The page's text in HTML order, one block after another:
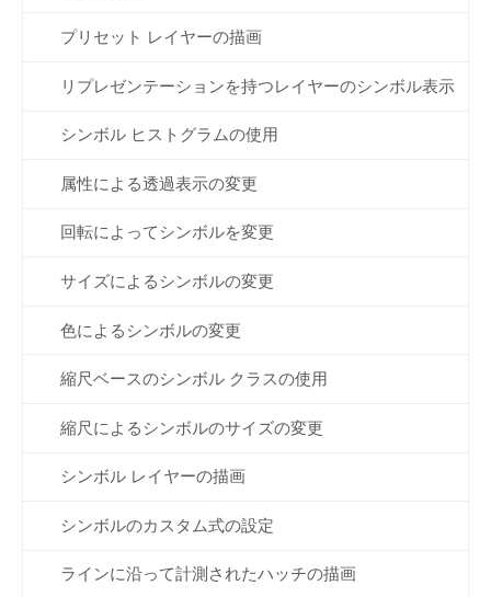
プリセット レイヤーの描画
リプレゼンテーションを持つレイヤーのシンボル表示
シンボル ヒストグラムの使用
属性による透過表示の変更
回転によってシンボルを変更
サイズによるシンボルの変更
色によるシンボルの変更
縮尺ベースのシンボル クラスの使用
縮尺によるシンボルのサイズの変更
シンボル レイヤーの描画
シンボルのカスタム式の設定
ラインに沿って計測されたハッチの描画